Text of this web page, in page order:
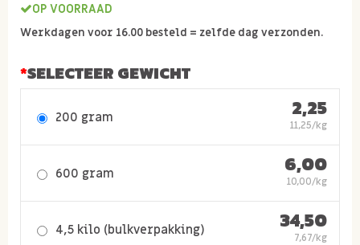
OP VOORRAAD
Werkdagen voor 16.00 besteld = zelfde dag verzonden.
SELECTEER GEWICHT
200 gram 2,25
11,25/kg
600 gram 6,00
10,00/kg
4,5 kilo (bulkverpakking) 34,50
7,67/kg